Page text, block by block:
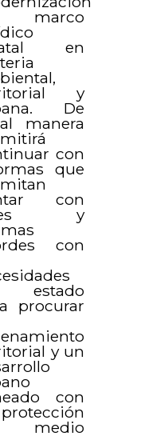
marco
en
y
De
manera
con
que
con
y
con
estado
procurar
y un
con
medio